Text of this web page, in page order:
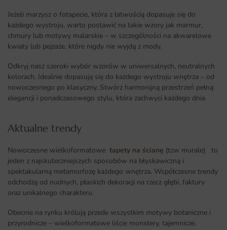
Jeżeli marzysz o fotapecie, która z łatwością dopasuje się do
każdego wystroju, warto postawić na takie wzory jak marmur,
chmury lub motywy malarskie – w szczególności na akwarelowe
kwiaty lub pejzaże, które nigdy nie wyjdą z mody.
Odkryj nasz szeroki wybór wzorów w uniwersalnych, neutralnych
kolorach. Idealnie dopasują się do każdego wystroju wnętrza – od
nowoczesnego po klasyczny. Stwórz harmonijną przestrzeń pełną
elegancji i ponadczasowego stylu, która zachwyci każdego dnia
Aktualne trendy​
Nowoczesne wielkoformatowe tapety na ścianę (tzw murale) to
jeden z najskuteczniejszych sposobów na błyskawiczną i
spektakularną metamorfozę każdego wnętrza. Współczesne trendy
odchodzą od nudnych, płaskich dekoracji na rzecz głębi, faktury
oraz unikalnego charakteru.
Obecnie na rynku królują przede wszystkim motywy botaniczne i
przyrodnicze – wielkoformatowe liście monstery, tajemnicze,